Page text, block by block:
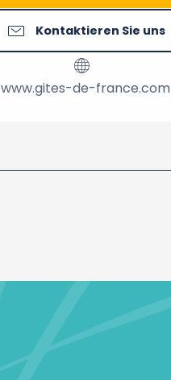
Kontaktieren Sie uns
www.gites-de-france.com